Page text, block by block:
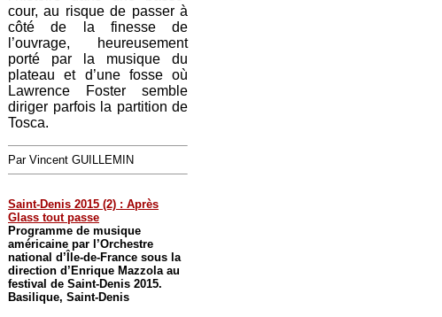
cour, au risque de passer à
côté de la finesse de
l’ouvrage, heureusement
porté par la musique du
plateau et d’une fosse où
Lawrence Foster semble
diriger parfois la partition de
Tosca.
Par Vincent GUILLEMIN
Saint-Denis 2015 (2) : Après
Glass tout passe
Programme de musique
américaine par l’Orchestre
national d’Île-de-France sous la
direction d’Enrique Mazzola au
festival de Saint-Denis 2015.
Basilique, Saint-Denis